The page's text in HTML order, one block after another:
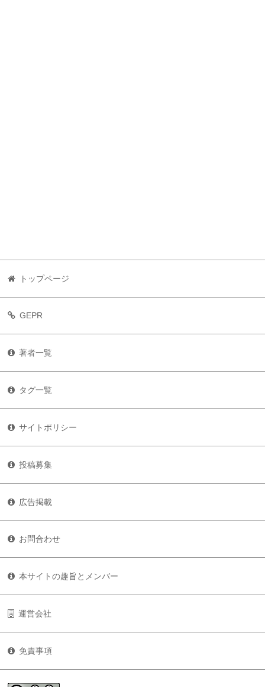
トップページ
GEPR
著者一覧
タグ一覧
サイトポリシー
投稿募集
広告掲載
お問合わせ
本サイトの趣旨とメンバー
運営会社
免責事項